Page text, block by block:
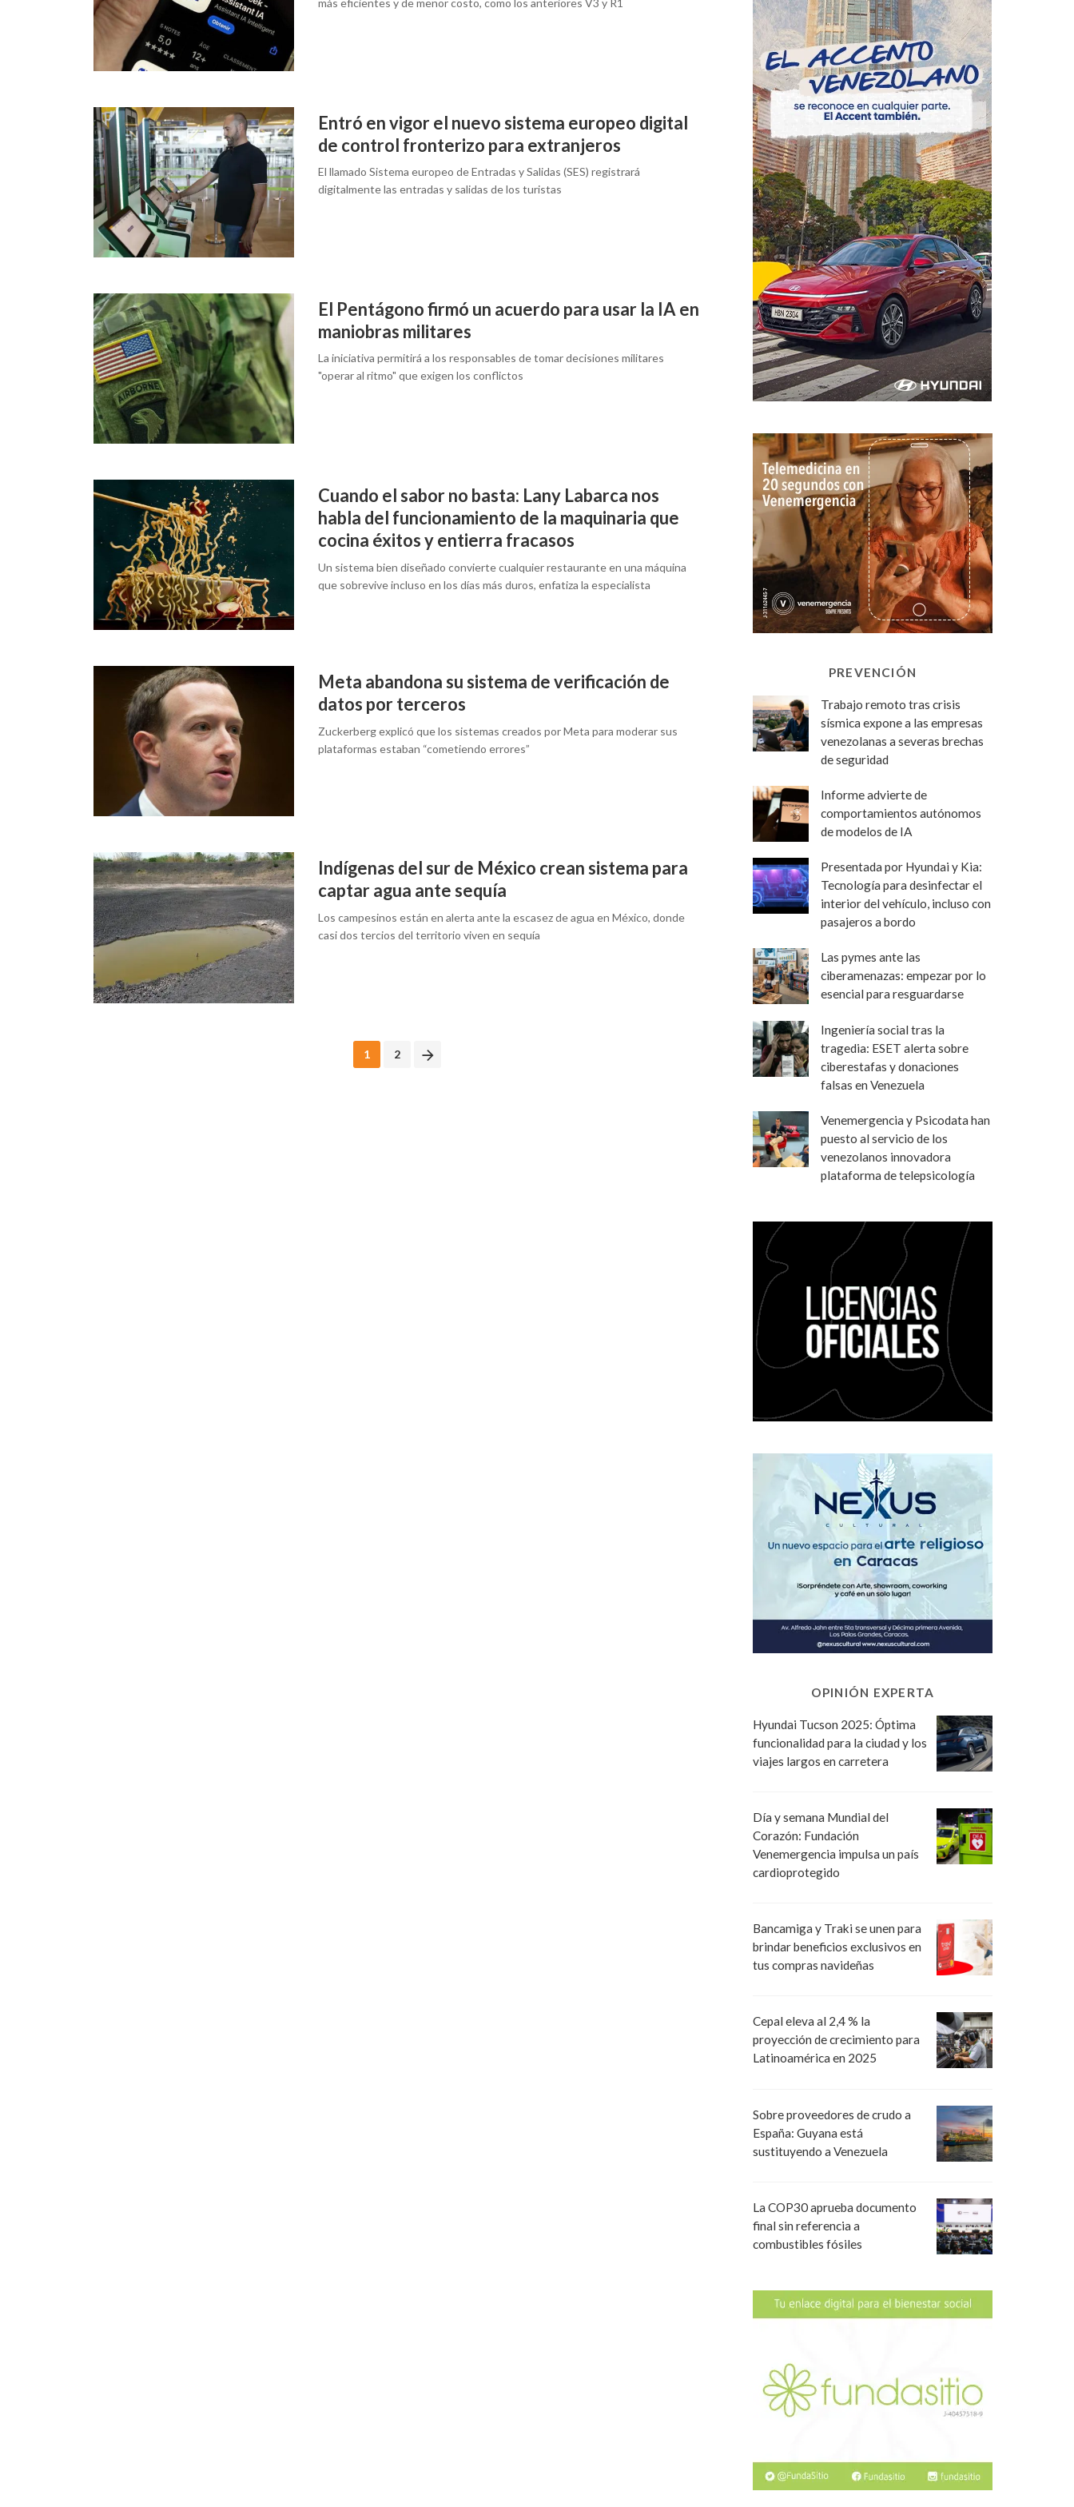
más eficientes y de menor costo, como los anteriores V3 y R1
Entró en vigor el nuevo sistema europeo digital
de control fronterizo para extranjeros
El llamado Sistema europeo de Entradas y Salidas (SES) registrará
digitalmente las entradas y salidas de los turistas
El Pentágono firmó un acuerdo para usar la IA en
maniobras militares
La iniciativa permitirá a los responsables de tomar decisiones militares
"operar al ritmo" que exigen los conflictos
Cuando el sabor no basta: Lany Labarca nos
habla del funcionamiento de la maquinaria que
cocina éxitos y entierra fracasos
Un sistema bien diseñado convierte cualquier restaurante en una máquina
que sobrevive incluso en los días más duros, enfatiza la especialista
Meta abandona su sistema de verificación de
datos por terceros
Zuckerberg explicó que los sistemas creados por Meta para moderar sus
plataformas estaban “cometiendo errores”
Indígenas del sur de México crean sistema para
captar agua ante sequía
Los campesinos están en alerta ante la escasez de agua en México, donde
casi dos tercios del territorio viven en sequía
1 2
PREVENCIÓN
Trabajo remoto tras crisis
sísmica expone a las empresas
venezolanas a severas brechas
de seguridad
Informe advierte de
comportamientos autónomos
de modelos de IA
Presentada por Hyundai y Kia:
Tecnología para desinfectar el
interior del vehículo, incluso con
pasajeros a bordo
Las pymes ante las
ciberamenazas: empezar por lo
esencial para resguardarse
Ingeniería social tras la
tragedia: ESET alerta sobre
ciberestafas y donaciones
falsas en Venezuela
Venemergencia y Psicodata han
puesto al servicio de los
venezolanos innovadora
plataforma de telepsicología
OPINIÓN EXPERTA
Hyundai Tucson 2025: Óptima
funcionalidad para la ciudad y los
viajes largos en carretera
Día y semana Mundial del
Corazón: Fundación
Venemergencia impulsa un país
cardioprotegido
Bancamiga y Traki se unen para
brindar beneficios exclusivos en
tus compras navideñas
Cepal eleva al 2,4 % la
proyección de crecimiento para
Latinoamérica en 2025
Sobre proveedores de crudo a
España: Guyana está
sustituyendo a Venezuela
La COP30 aprueba documento
final sin referencia a
combustibles fósiles